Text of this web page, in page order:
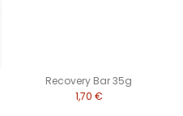
Recovery Bar 35g
1,70 €